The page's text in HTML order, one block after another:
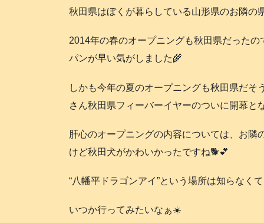
秋田県はぼくが暮らしている山形県のお隣
2014年の春のオープニングも秋田県だった
パンが早い気がしました🌾
しかも今年の夏のオープニングも秋田県だ
さん秋田県フィーバーイヤーのついに開幕と
肝心のオープニングの内容については、お
けど秋田犬がかわいかったですね🐕️💕
“八幡平ドラゴンアイ”という場所は知らなく
いつか行ってみたいなぁ☀️